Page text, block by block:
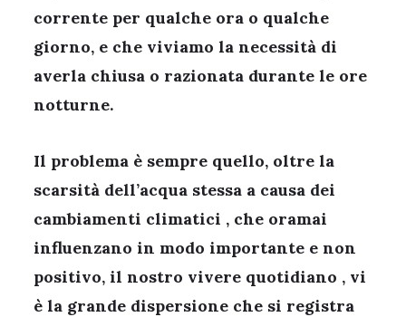
corrente per qualche ora o qualche
giorno, e che viviamo la necessità di
averla chiusa o razionata durante le ore
notturne.
Il problema è sempre quello, oltre la
scarsità dell’acqua stessa a causa dei
cambiamenti climatici , che oramai
influenzano in modo importante e non
positivo, il nostro vivere quotidiano , vi
è la grande dispersione che si registra